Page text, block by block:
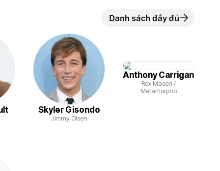
Danh sách đầy đủ
Skyler Gisondo
Jimmy Olsen
Anthony Carrigan
Rex Mason /
Metamorpho